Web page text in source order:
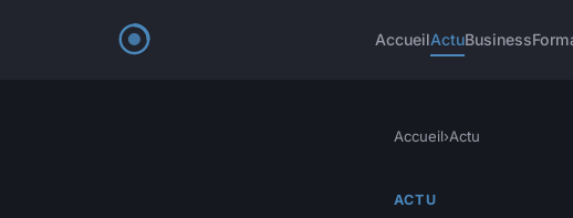
AccueilActuBusiness
Accueil›Actu
ACTU